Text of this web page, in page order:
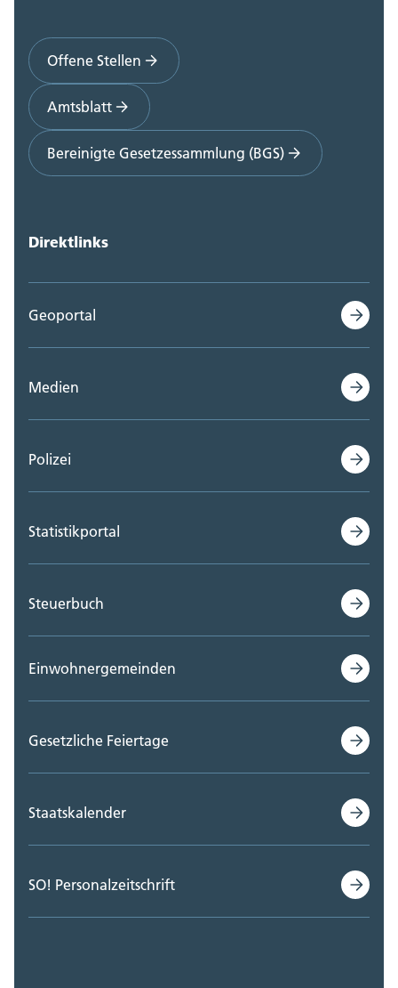
Offene Stellen
Amtsblatt
Bereinigte Gesetzessammlung (BGS)
Direktlinks
Geoportal
Medien
Polizei
Statistikportal
Steuerbuch
Einwohnergemeinden
Gesetzliche Feiertage
Staatskalender
SO! Personalzeitschrift